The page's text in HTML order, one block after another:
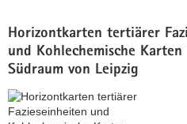
Horizontkarten tertiärer
und Kohlechemische
Südraum von Leipzig